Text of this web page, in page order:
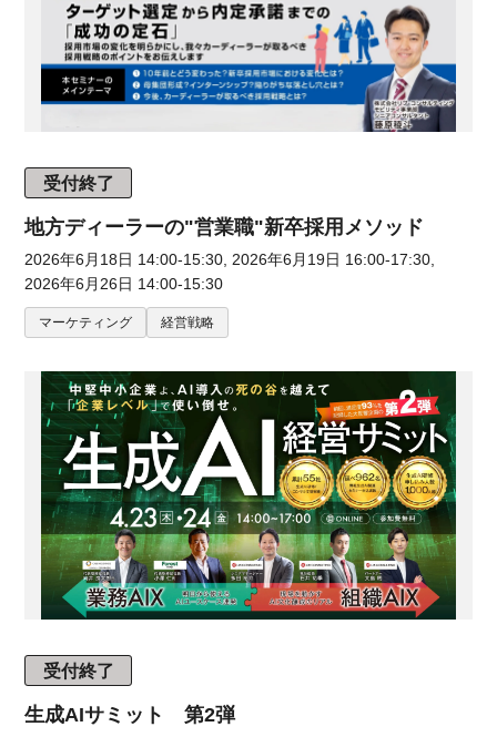
受付終了
地方ディーラーの"営業職"新卒採用メソッド
2026年6月18日 14:00-15:30, 2026年6月19日 16:00-17:30,
2026年6月26日 14:00-15:30
マーケティング 経営戦略
受付終了
生成AIサミット 第2弾